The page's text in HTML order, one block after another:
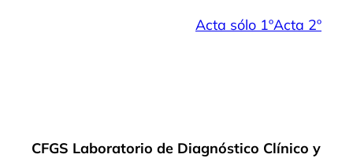
Acta sólo 1ºActa 2º
CFGS Laboratorio de Diagnóstico Clínico y